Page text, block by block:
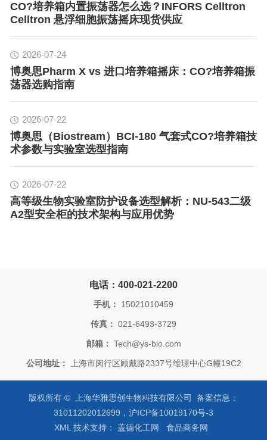
CO?培养箱内置振荡器怎么选？INFORS Celltron
Celltron 悬浮细胞振荡摇床现货供应
2026-07-24
博奥思Pharm X vs 进口培养箱摇床：CO?培养箱振
荡器选购指南
2026-07-22
博奥思（Biostream）BCI-180 气套式CO?培养箱技
术参数与实验室选型指南
2026-07-22
高等级生物实验室防护设备选型解析：NU-543二级
A2型安全柜的技术架构与应用优势
电话：400-021-2200
手机： 15021010459
传真： 021-6493-3729
邮箱： Tech@ys-bio.com
公司地址： 上海市闵行区顾戴路2337号维璟中心G幢19C2
版权所有 © 上海华雅思创生物科技有限公司 备案信息：
31011202012699，沪ICP备10019170号-3
XML 技术支持： 盖德化工网 食品商务网